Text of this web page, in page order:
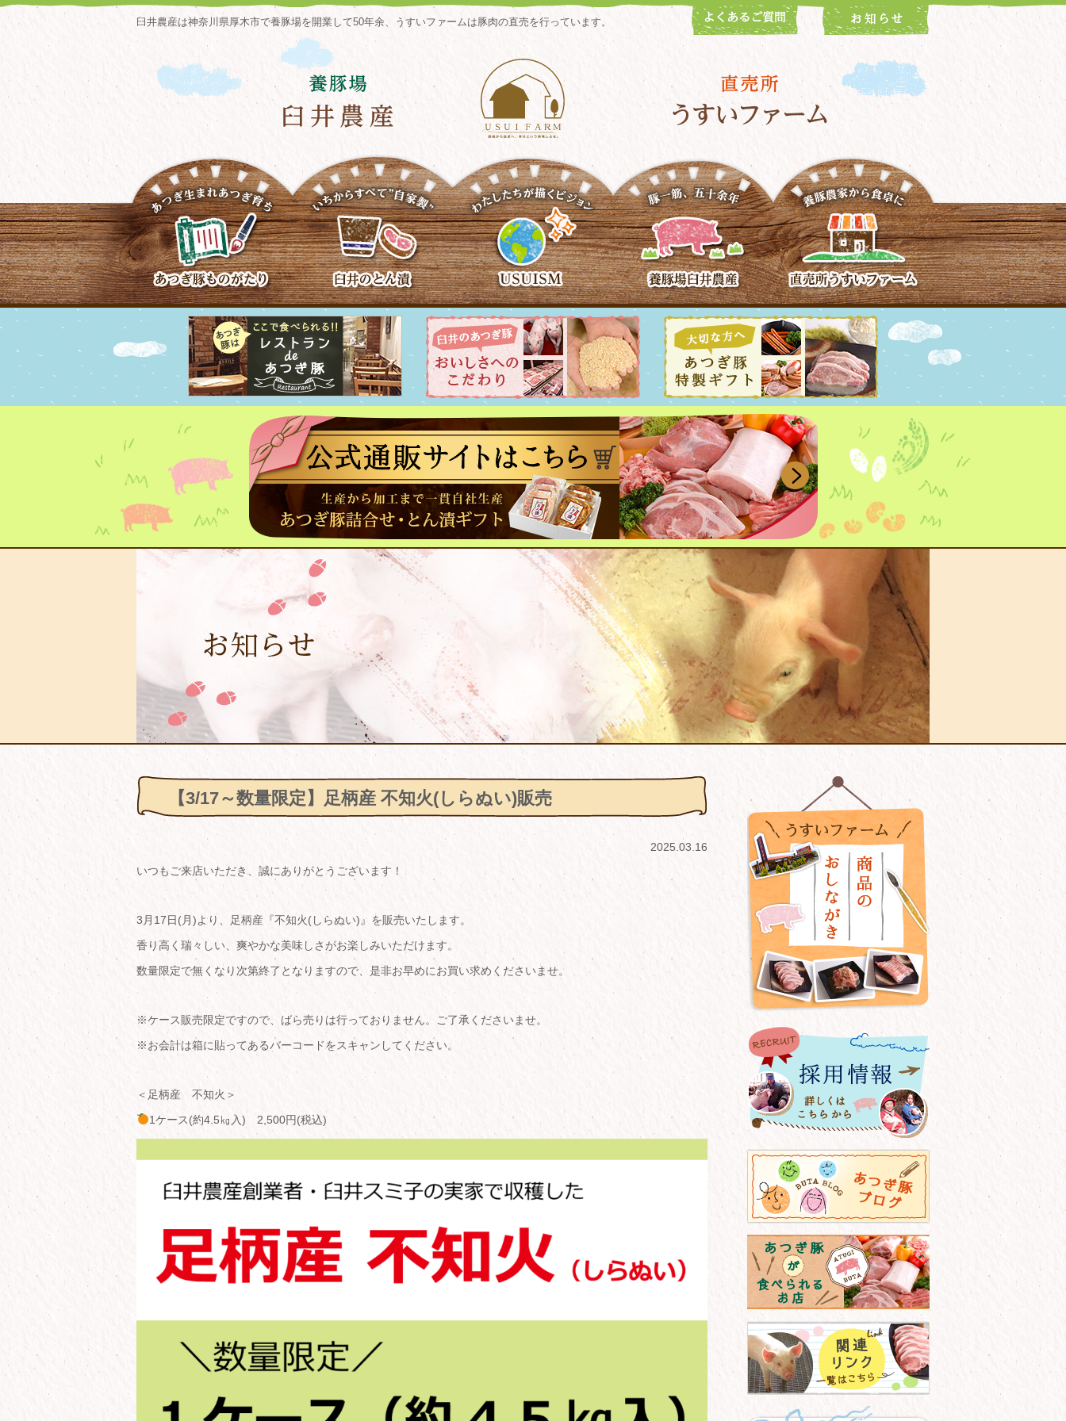
臼井農産は神奈川県厚木市で養豚場を開業して50年余、うすいファームは豚肉の直売を行っています。
【3/17～数量限定】足柄産 不知火(しらぬい)販売
2025.03.16
いつもご来店いただき、誠にありがとうございます！
3月17日(月)より、足柄産『不知火(しらぬい)』を販売いたします。
香り高く瑞々しい、爽やかな美味しさがお楽しみいただけます。
数量限定で無くなり次第終了となりますので、是非お早めにお買い求めくださいませ。
※ケース販売限定ですので、ばら売りは行っておりません。ご了承くださいませ。
※お会計は箱に貼ってあるバーコードをスキャンしてください。
＜足柄産 不知火＞
1ケース(約4.5㎏入) 2,500円(税込)